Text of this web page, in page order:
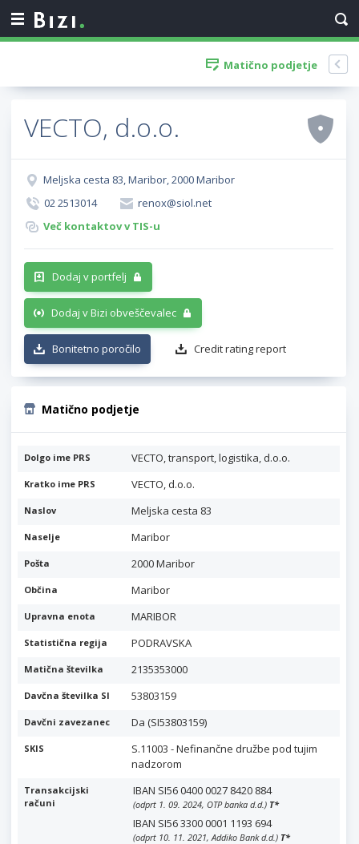
Matično podjetje
VECTO, d.o.o.
Meljska cesta 83, Maribor, 2000 Maribor
02 2513014
renox@siol.net
Več kontaktov v TIS-u
Dodaj v portfelj
Dodaj v Bizi obveščevalec
Bonitetno poročilo Credit rating report
Matično podjetje
Dolgo ime PRS VECTO, transport, logistika, d.o.o.
Kratko ime PRS VECTO, d.o.o.
Naslov Meljska cesta 83
Naselje Maribor
Pošta 2000 Maribor
Občina Maribor
Upravna enota MARIBOR
Statistična regija PODRAVSKA
Matična številka 2135353000
Davčna številka SI 53803159
Davčni zavezanec Da (SI53803159)
SKIS
S.11003 - Nefinančne družbe pod tujim
nadzorom
Transakcijski
računi
IBAN SI56 0400 0027 8420 884
(odprt 1. 09. 2024, OTP banka d.d.) T*
IBAN SI56 3300 0001 1193 694
(odprt 10. 11. 2021, Addiko Bank d.d.) T*